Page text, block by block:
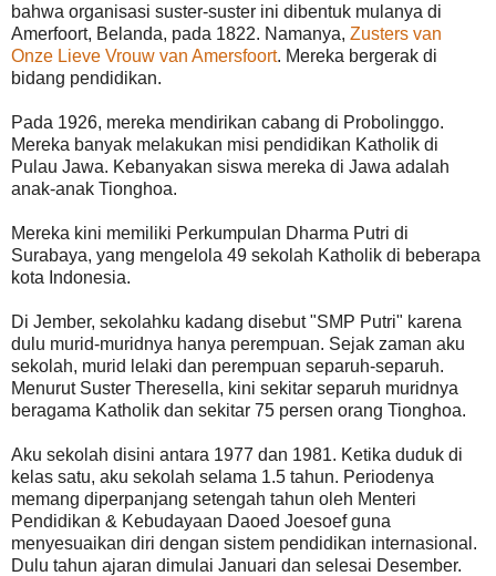
bahwa organisasi suster-suster ini dibentuk mulanya di
Amerfoort, Belanda, pada 1822. Namanya, Zusters van
Onze Lieve Vrouw van Amersfoort. Mereka bergerak di
bidang pendidikan.
Pada 1926, mereka mendirikan cabang di Probolinggo.
Mereka banyak melakukan misi pendidikan Katholik di
Pulau Jawa. Kebanyakan siswa mereka di Jawa adalah
anak-anak Tionghoa.
Mereka kini memiliki Perkumpulan Dharma Putri di
Surabaya, yang mengelola 49 sekolah Katholik di beberapa
kota Indonesia.
Di Jember, sekolahku kadang disebut "SMP Putri" karena
dulu murid-muridnya hanya perempuan. Sejak zaman aku
sekolah, murid lelaki dan perempuan separuh-separuh.
Menurut Suster Theresella, kini sekitar separuh muridnya
beragama Katholik dan sekitar 75 persen orang Tionghoa.
Aku sekolah disini antara 1977 dan 1981. Ketika duduk di
kelas satu, aku sekolah selama 1.5 tahun. Periodenya
memang diperpanjang setengah tahun oleh Menteri
Pendidikan & Kebudayaan Daoed Joesoef guna
menyesuaikan diri dengan sistem pendidikan internasional.
Dulu tahun ajaran dimulai Januari dan selesai Desember.